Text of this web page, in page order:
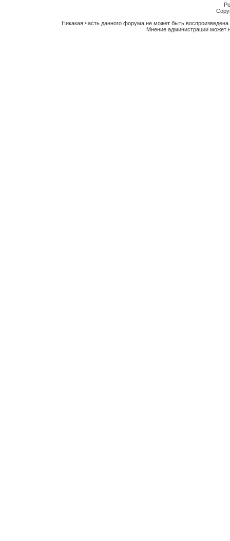
Никакая часть данного форума не может быть
Мнение администрации может